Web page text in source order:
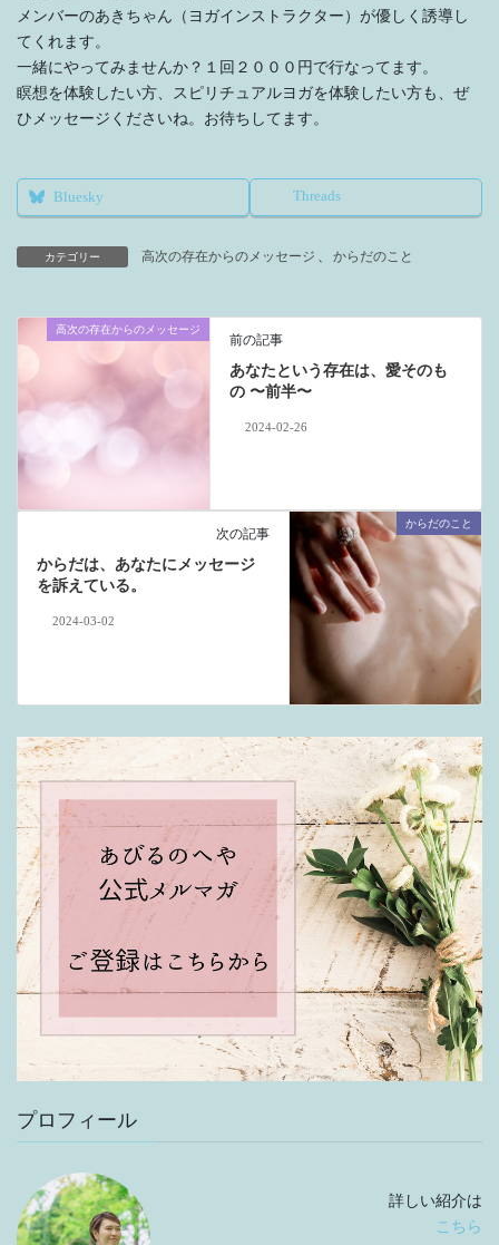
メンバーのあきちゃん（ヨガインストラクター）が優しく誘導し
てくれます。
一緒にやってみませんか？１回２０００円で行なってます。
瞑想を体験したい方、スピリチュアルヨガを体験したい方も、ぜ
ひメッセージくださいね。お待ちしてます。
Bluesky Threads
カテゴリー 高次の存在からのメッセージ 、 からだのこと
高次の存在からのメッセージ
前の記事
あなたという存在は、愛そのも
の 〜前半〜
2024-02-26
からだのこと
次の記事
からだは、あなたにメッセージ
を訴えている。
2024-03-02
プロフィール
詳しい紹介は
こちら